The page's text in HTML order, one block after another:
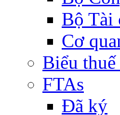
Bộ Tài
Cơ
Biểu
FTAs
Đã ký